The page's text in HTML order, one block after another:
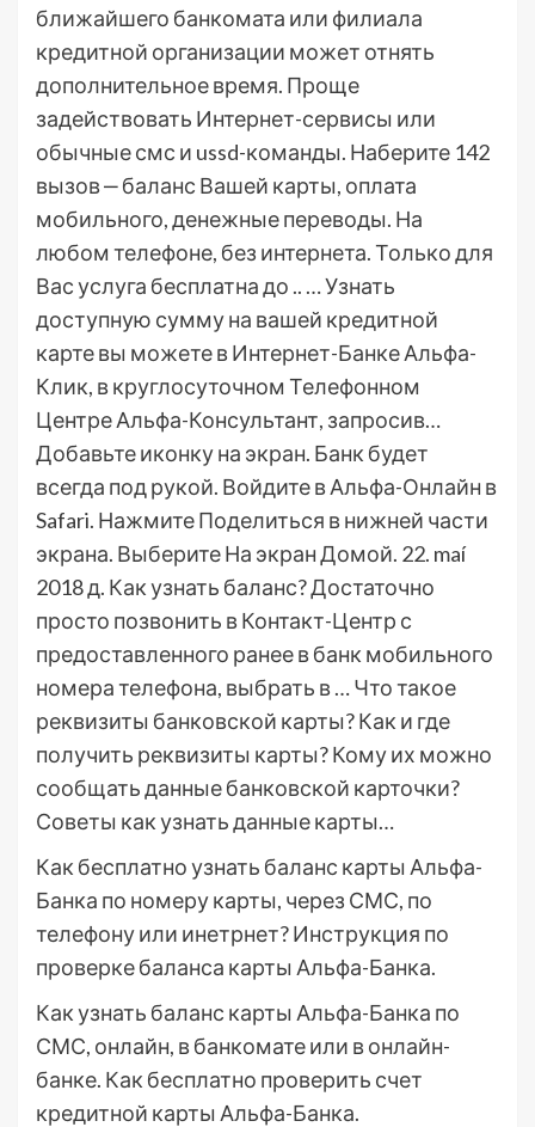
ближайшего банкомата или филиала
кредитной организации может отнять
дополнительное время. Проще
задействовать Интернет-сервисы или
обычные смс и ussd-команды. Наберите 142
вызов ‒ баланс Вашей карты, оплата
мобильного, денежные переводы. На
любом телефоне, без интернета. Только для
Вас услуга бесплатна до .. … Узнать
доступную сумму на вашей кредитной
карте вы можете в Интернет-Банке Альфа-
Клик, в круглосуточном Телефонном
Центре Альфа-Консультант, запросив…
Добавьте иконку на экран. Банк будет
всегда под рукой. Войдите в Альфа-Онлайн в
Safari. Нажмите Поделиться в нижней части
экрана. Выберите На экран Домой. 22. maí
2018 д. Как узнать баланс? Достаточно
просто позвонить в Контакт-Центр с
предоставленного ранее в банк мобильного
номера телефона, выбрать в … Что такое
реквизиты банковской карты? Как и где
получить реквизиты карты? Кому их можно
сообщать данные банковской карточки?
Советы как узнать данные карты…
Как бесплатно узнать баланс карты Альфа-
Банка по номеру карты, через СМС, по
телефону или инетрнет? Инструкция по
проверке баланса карты Альфа-Банка.
Как узнать баланс карты Альфа-Банка по
СМС, онлайн, в банкомате или в онлайн-
банке. Как бесплатно проверить счет
кредитной карты Альфа-Банка.